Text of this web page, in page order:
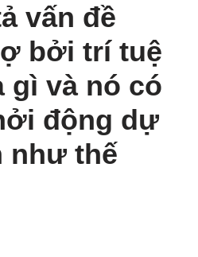
vấn đề
bởi trí tuệ
gì và nó có
động dự
như thế